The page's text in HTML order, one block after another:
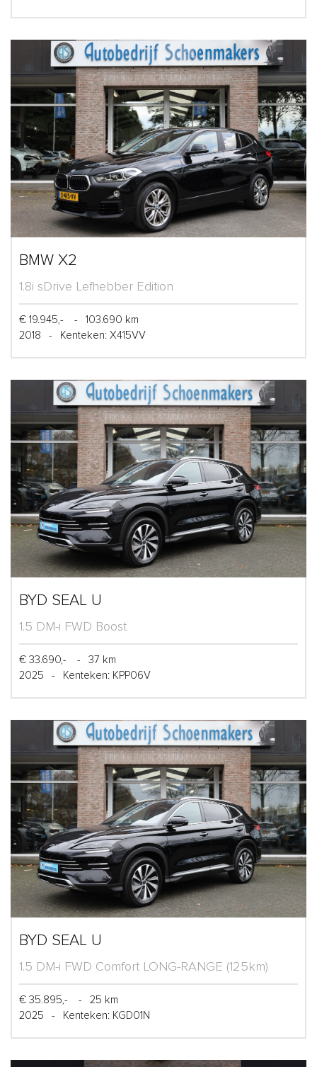
BMW X2
1.8i sDrive Lefhebber Edition
€ 19.945,- -
103.690 km
2018
- Kenteken: X415VV
BYD SEAL U
1.5 DM-i FWD Boost
€ 33.690,- -
37 km
2025
- Kenteken: KPP06V
BYD SEAL U
1.5 DM-i FWD Comfort LONG-RANGE (125km)
€ 35.895,- -
25 km
2025
- Kenteken: KGD01N